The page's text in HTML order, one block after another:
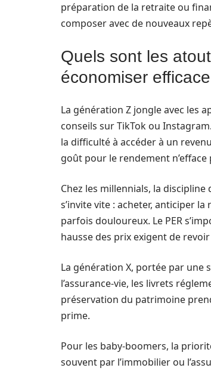
préparation de la retraite ou
composer avec de nouveaux
Quels sont les
économiser
La génération Z jongle avec les
conseils sur TikTok ou
la difficulté à accéder à un
goût pour le rendement
Chez les millennials, la
s’invite vite : acheter, anticiper
parfois douloureux. Le PER
hausse des prix exigent de
La génération X, portée par une
l’assurance-vie, les livrets
préservation du patrimoine
prime.
Pour les baby-boomers, la
souvent par l’immobilier ou